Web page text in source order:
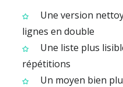
Une version
lignes en double
Une liste plus
répétitions
Un moyen bien